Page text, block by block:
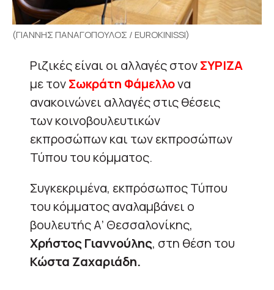
(ΓΙΑΝΝΗΣ ΠΑΝΑΓΟΠΟΥΛΟΣ / EUROKINISSI)
Ριζικές είναι οι αλλαγές στονΣΥΡΙΖΑ
με τονΣωκράτη Φάμελλονα
ανακοινώνει αλλαγές στις θέσεις
των κοινοβουλευτικών
εκπροσώπων και των εκπροσώπων
Τύπου του κόμματος.
Συγκεκριμένα, εκπρόσωπος Τύπου
του κόμματος αναλαμβάνει ο
βουλευτής Α’ Θεσσαλονίκης,
Χρήστος Γιαννούλης, στη θέση του
Κώστα Ζαχαριάδη.